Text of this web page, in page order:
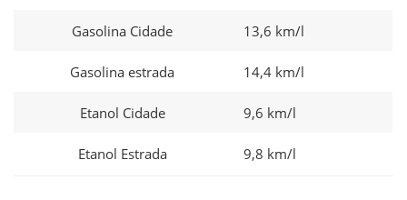
Gasolina Cidade 13,6 km/l
Gasolina estrada 14,4 km/l
Etanol Cidade 9,6 km/l
Etanol Estrada 9,8 km/l